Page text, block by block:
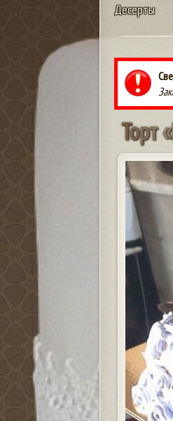
Десерты
Торт«